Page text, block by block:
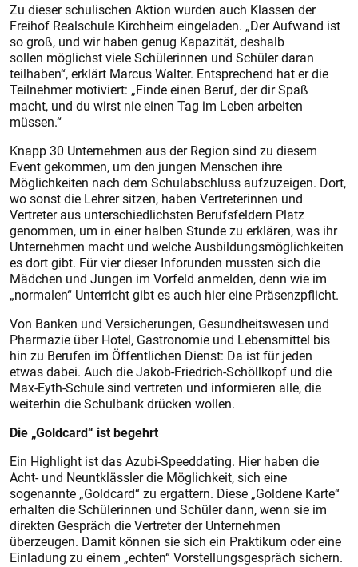
Zu dieser schulischen Aktion wurden auch Klassen der
Freihof Realschule Kirchheim eingeladen. „Der Aufwand ist
so groß, und wir haben genug Kapazität, deshalb
sollen möglichst viele Schülerinnen und Schüler daran
teilhaben“, erklärt Marcus Walter. Entsprechend hat er die
Teilnehmer motiviert: „Finde einen Beruf, der dir Spaß
macht, und du wirst nie einen Tag im Leben arbeiten
müssen.“
Knapp 30 Unternehmen aus der Region sind zu diesem
Event gekommen, um den jungen Menschen ihre
Möglichkeiten nach dem Schulabschluss aufzuzeigen. Dort,
wo sonst die Lehrer sitzen, haben Vertreterinnen und
Vertreter aus unterschiedlichsten Berufsfeldern Platz
genommen, um in einer halben Stunde zu erklären, was ihr
Unternehmen macht und welche Ausbildungsmöglichkeiten
es dort gibt. Für vier dieser Inforunden mussten sich die
Mädchen und Jungen im Vorfeld anmelden, denn wie im
„normalen“ Unterricht gibt es auch hier eine Präsenzpflicht.
Von Banken und Versicherungen, Gesundheitswesen und
Pharmazie über Hotel, Gastronomie und Lebensmittel bis
hin zu Berufen im Öffentlichen Dienst: Da ist für jeden
etwas dabei. Auch die Jakob-Friedrich-Schöllkopf und die
Max-Eyth-Schule sind vertreten und informieren alle, die
weiterhin die Schulbank drücken wollen.
Die „Goldcard“ ist begehrt
Ein Highlight ist das Azubi-Speeddating. Hier haben die
Acht- und Neuntklässler die Möglichkeit, sich eine
sogenannte „Goldcard“ zu ergattern. Diese „Goldene Karte“
erhalten die Schülerinnen und Schüler dann, wenn sie im
direkten Gespräch die Vertreter der Unternehmen
überzeugen. Damit können sie sich ein Praktikum oder eine
Einladung zu einem „echten“ Vorstellungsgespräch sichern.